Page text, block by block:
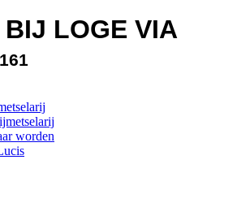
LOGE VIA
worden